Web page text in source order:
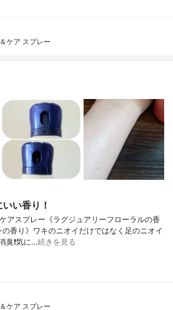
ケア スプレー
い香り！
アスプレー《ラグジュアリーフローラルの香
香り》ワキのニオイだけではなく足のニオイ
臭❗気に…続きを見る
ケア スプレー